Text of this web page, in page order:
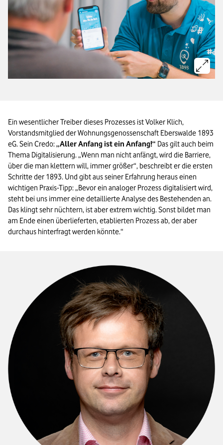
Bild vergrößern:
Ein wesentlicher Treiber dieses Prozesses ist Volker Klich,
Vorstandsmitglied der Wohnungsgenossenschaft Eberswalde 1893
eG. Sein Credo:„Aller Anfang ist ein Anfang!“ Das gilt auch beim
Thema Digitalisierung. „Wenn man nicht anfängt, wird die Barriere,
über die man klettern will, immer größer“, beschreibt er die ersten
Schritte der 1893. Und gibt aus seiner Erfahrung heraus einen
wichtigen Praxis-Tipp: „Bevor ein analoger Prozess digitalisiert wird,
steht bei uns immer eine detaillierte Analyse des Bestehenden an.
Das klingt sehr nüchtern, ist aber extrem wichtig. Sonst bildet man
am Ende einen überlieferten, etablierten Prozess ab, der aber
durchaus hinterfragt werden könnte.“